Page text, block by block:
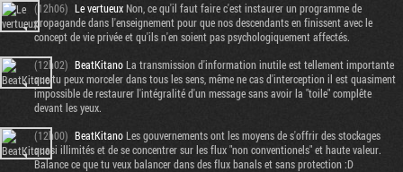
(12h06) Le vertueuxNon, ce qu'il faut faire c'est instaurer un programme de
propagande dans l'enseignement pour que nos descendants en finissent avec le
concept de vie privée et qu'ils n'en soient pas psychologiquement affectés.
(12h02) BeatKitanoLa transmission d'information inutile est tellement importante
que tu peux morceler dans tous les sens, même ne cas d'interception il est quasiment
impossible de restaurer l'intégralité d'un message sans avoir la "toile" complête
devant les yeux.
(12h00) BeatKitano Les gouvernements ont les moyens de s'offrir des stockages
quasi illimités et de se concentrer sur les flux "non conventionels" et haute valeur.
Balance ce que tu veux balancer dans des flux banals et sans protection :D